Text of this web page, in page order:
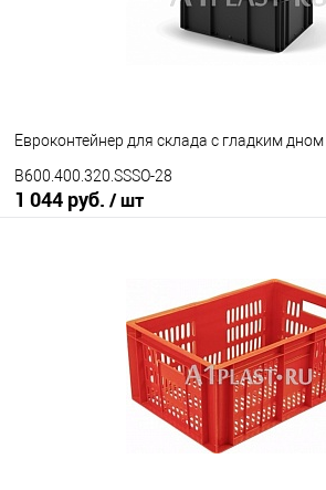
морозостойкий
Евроконтейнер для склада с гладким
B600.400.320.SSSO-28
1 044 руб. / шт
Под
закрытые ручки